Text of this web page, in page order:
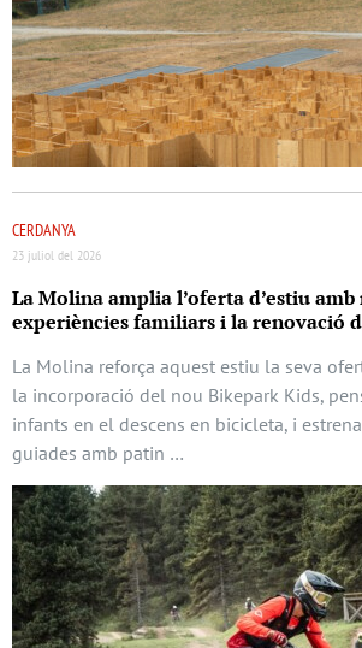
CERDANYA
23 juliol del 2026
La Molina amplia l’oferta d’estiu amb
experiències familiars i la renovació
La Molina reforça aquest estiu la seva
la incorporació del nou Bikepark Kids,
infants en el descens en bicicleta, i
guiades amb patin …